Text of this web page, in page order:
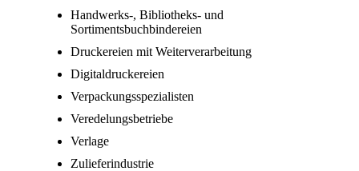
Handwerks-, Bibliotheks- und
Sortimentsbuchbindereien
Druckereien mit Weiterverarbeitung
Digitaldruckereien
Verpackungsspezialisten
Veredelungsbetriebe
Verlage
Zulieferindustrie